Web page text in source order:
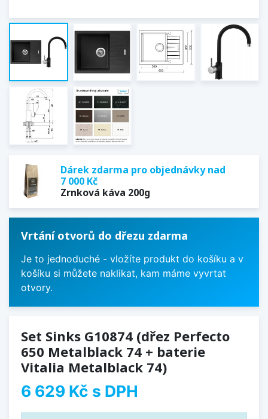
Dárek zdarma pro objednávky nad
7 000 Kč
Zrnková káva 200g
Vrtání otvorů do dřezu zdarma
Je to jednoduché - vložíte produkt do košíku a v
košíku si můžete naklikat, kam máme vyvrtat
otvory.
Set Sinks G10874 (dřez Perfecto
650 Metalblack 74 + baterie
Vitalia Metalblack 74)
6 629 Kč s DPH